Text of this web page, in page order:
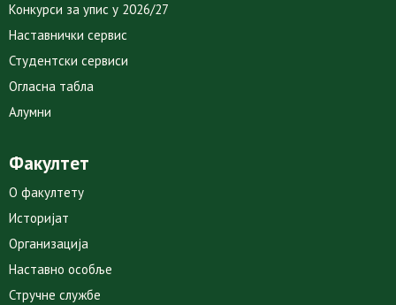
Конкурси за упис у 2026/27
Наставнички сервис
Студентски сервиси
Огласна табла
Алумни
Факултет
О факултету
Историјат
Организација
Наставно особље
Стручне службе